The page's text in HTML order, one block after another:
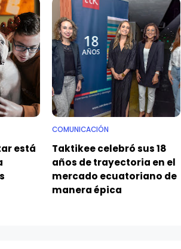
está
COMUNICACIÓN
Taktikee celebró sus 18
años de trayectoria en el
mercado ecuatoriano de
manera épica